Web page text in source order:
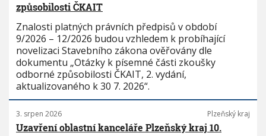
způsobilosti ČKAIT
Znalosti platných právních předpisů v období
9/2026 – 12/2026 budou vzhledem k probíhající
novelizaci Stavebního zákona ověřovány dle
dokumentu „Otázky k písemné části zkoušky
odborné způsobilosti ČKAIT, 2. vydání,
aktualizovaného k 30 7. 2026“.
3. srpen 2026 Plzeňský kraj
Uzavření oblastní kanceláře Plzeňský kraj 10.